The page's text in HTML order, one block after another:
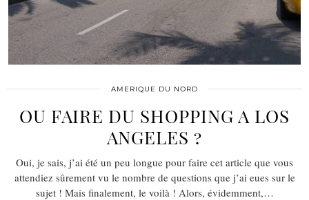
AMERIQUE DU NORD
OU FAIRE DU SHOPPING A LOS
ANGELES ?
Oui, je sais, j’ai été un peu longue pour faire cet article que vous
attendiez sûrement vu le nombre de questions que j’ai eues sur le
sujet ! Mais finalement, le voilà ! Alors, évidemment,…